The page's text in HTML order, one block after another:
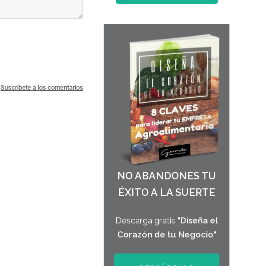
Suscríbete a los comentarios
NO ABANDONES TU
ÉXITO A LA SUERTE
Descarga gratis "Diseña el
Corazón de tu Negocio"